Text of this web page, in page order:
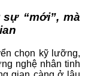
“mới”, mà
chọn kỹ lưỡng,
nghệ nhân tinh